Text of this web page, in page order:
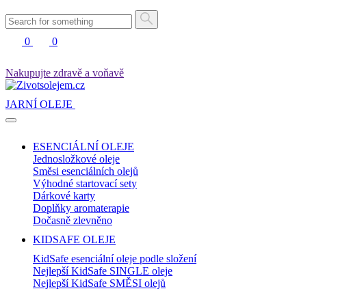
0 0
Nakupujte zdravě a voňavě
JARNÍ OLEJE
ESENCIÁLNÍ OLEJE
Jednosložkové oleje
Směsi esenciálních olejů
Výhodné startovací sety
Dárkové karty
Doplňky aromaterapie
Dočasně zlevněno
KIDSAFE OLEJE
KidSafe esenciální oleje podle složení
Nejlepší KidSafe SINGLE oleje
Nejlepší KidSafe SMĚSI olejů